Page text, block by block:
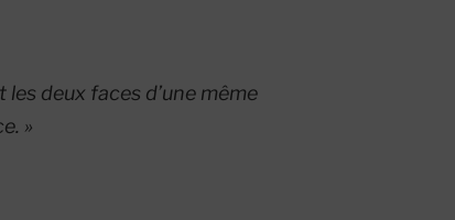
deux faces d’une même
. »